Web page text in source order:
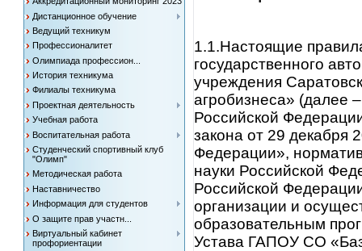
Дистанционное обучение
Ведущий техникум
Профессионалитет
Олимпиада профессион...
История техникума
Филиалы техникума
Проектная деятельность
Учебная работа
Воспитательная работа
Студенческий спортивный клуб
"Олимп"
Методическая работа
Наставничество
Информация для студентов
О защите прав участн...
Виртуальный кабинет
профориентации
1.1.Настоящие
государственного
учреждения
агробизнеса» (далее
Российской
закона от 29 декабря
Федерации»,
науки Российской
Российской
организации и
образовательным
Устава ГАПОУ СО